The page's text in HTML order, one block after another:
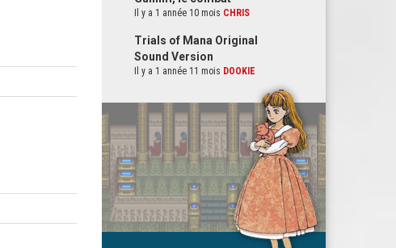
Il y a 1 année 10 mois CHRIS
Trials of Mana Original
Sound Version
Il y a 1 année 11 mois DOOKIE